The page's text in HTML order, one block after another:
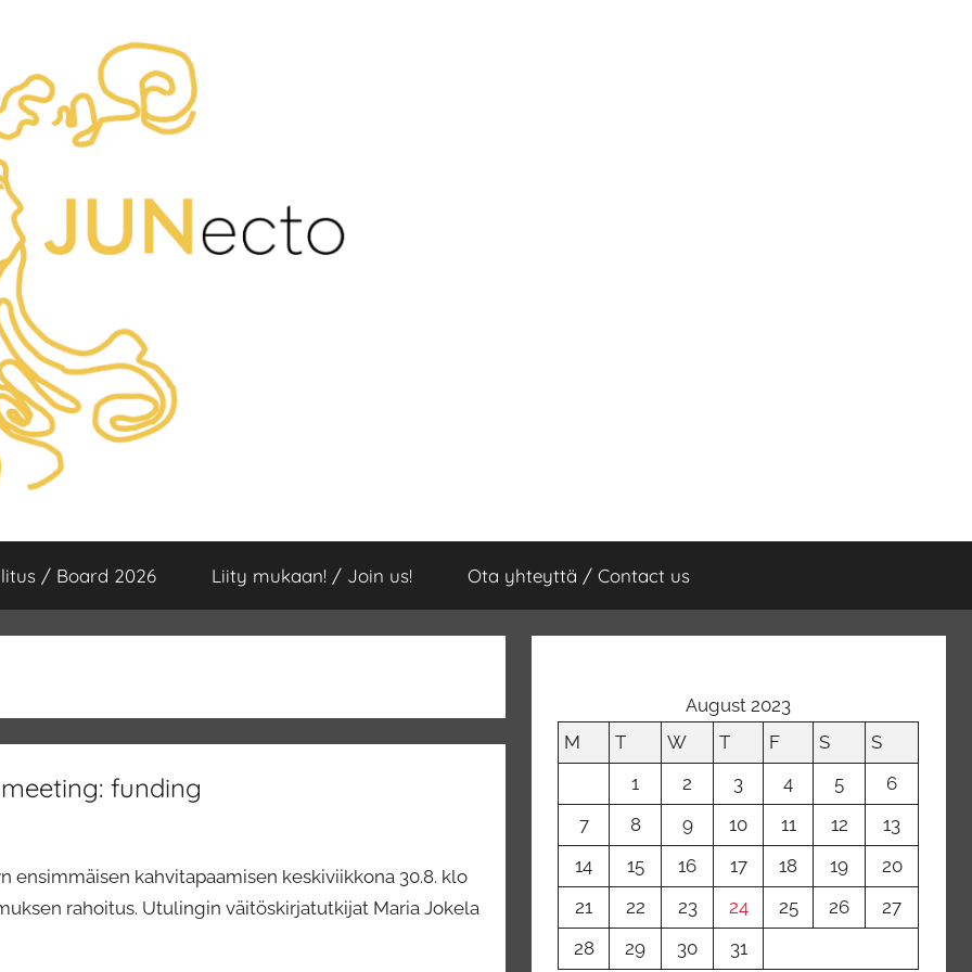
/ Board 2026 Liity mukaan! / Join us! Ota yhteyttä / Contact us
funding
kahvitapaamisen keskiviikkona 30.8. klo
rahoitus. Utulingin väitöskirjatutkijat Maria Jokela
August 2023
M
T W T F S
S
1
2 3 4 5
6
7
8 9 10 11 12
13
14
15 16 17 18 19
20
21
22 23 24 25 26
27
28
29 30 31